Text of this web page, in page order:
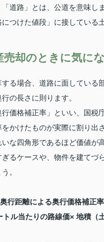
道路」とは、公道を意味しま
につけた値段」に接している
売却のときに気に
る場合、道路に面している
の長さに則ります。
行価格補正率」といい、国税
をかけたものが実際に割り出
な四角形であるほど価値が
ぎるケースや、物件を建てづ
。
行距離による奥行価格補正
トル当たりの路線価× 地積（